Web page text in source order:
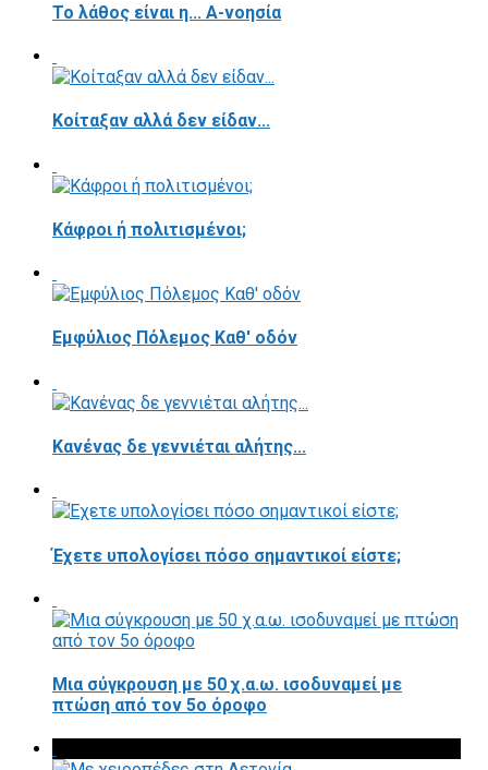
Το λάθος είναι η... Α-νοησία
Κοίταξαν αλλά δεν είδαν...
Κάφροι ή πολιτισμένοι;
Εμφύλιος Πόλεμος Καθ' οδόν
Κανένας δε γεννιέται αλήτης...
Έχετε υπολογίσει πόσο σημαντικοί είστε;
Μια σύγκρουση με 50 χ.α.ω. ισοδυναμεί με
πτώση από τον 5ο όροφο